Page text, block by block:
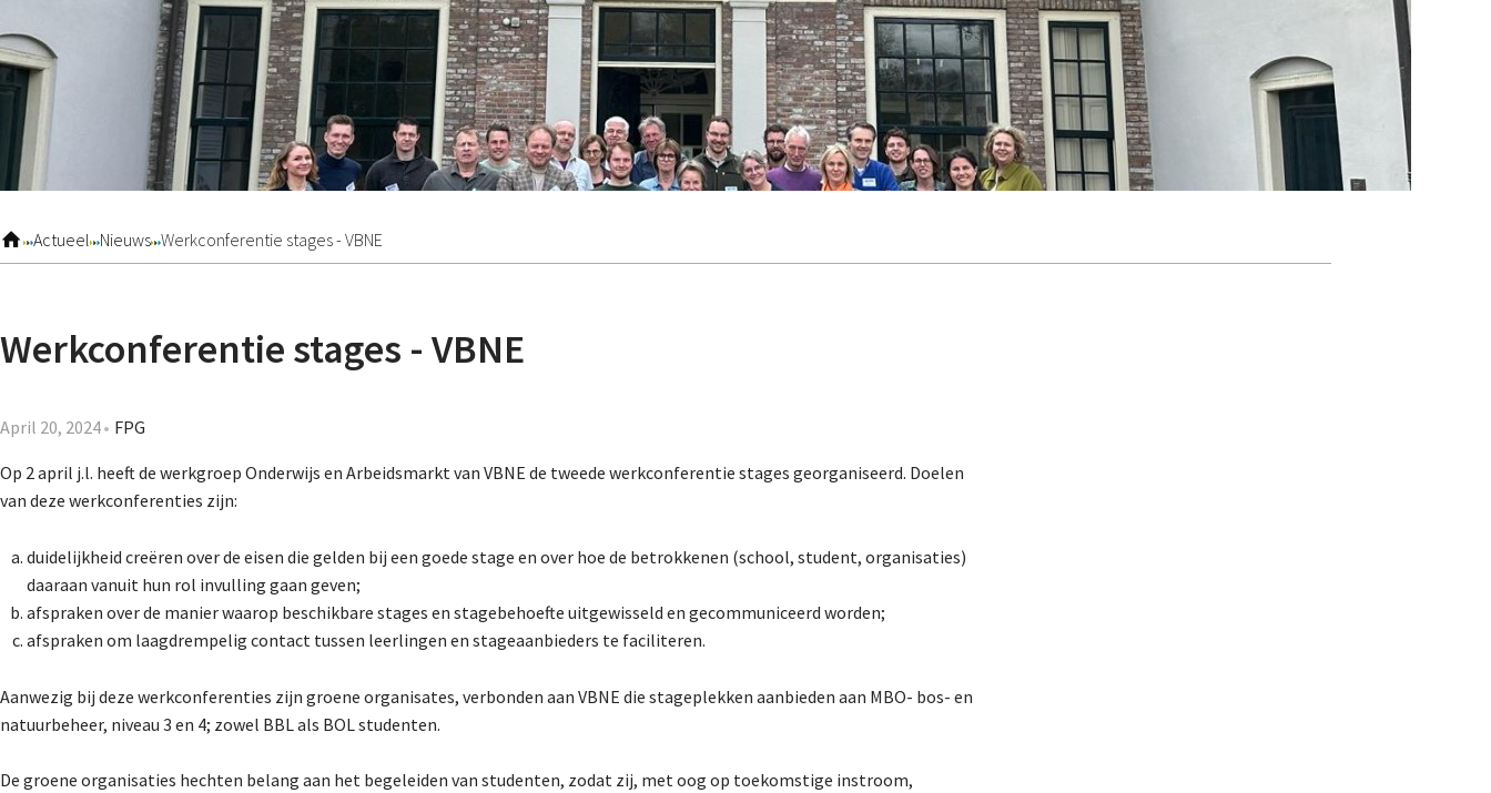
Actueel Nieuws Werkconferentie stages - VBNE
Werkconferentie stages - VBNE
April 20, 2024 FPG
Op 2 april j.l. heeft de werkgroep Onderwijs en Arbeidsmarkt van VBNE de tweede werkconferentie stages georganiseerd. Doelen
van deze werkconferenties zijn:
duidelijkheid creëren over de eisen die gelden bij een goede stage en over hoe de betrokkenen (school, student, organisaties)
daaraan vanuit hun rol invulling gaan geven;
afspraken over de manier waarop beschikbare stages en stagebehoefte uitgewisseld en gecommuniceerd worden;
afspraken om laagdrempelig contact tussen leerlingen en stageaanbieders te faciliteren.
Aanwezig bij deze werkconferenties zijn groene organisates, verbonden aan VBNE die stageplekken aanbieden aan MBO- bos- en
natuurbeheer, niveau 3 en 4; zowel BBL als BOL studenten.
De groene organisaties hechten belang aan het begeleiden van studenten, zodat zij, met oog op toekomstige instroom,
About us